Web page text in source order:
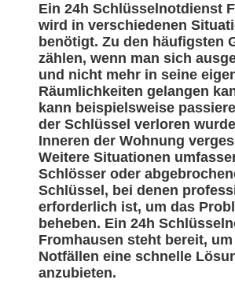
Ein 24h Schlüsselnotdienst
wird in verschiedenen
benötigt. Zu den häufigsten
zählen, wenn man sich
und nicht mehr in seine
Räumlichkeiten gelangen
kann beispielsweise
der Schlüssel verloren
Inneren der Wohnung
Weitere Situationen
Schlösser oder
Schlüssel, bei denen
erforderlich ist, um das
beheben. Ein 24h
Fromhausen steht bereit,
Notfällen eine schnelle
anzubieten.